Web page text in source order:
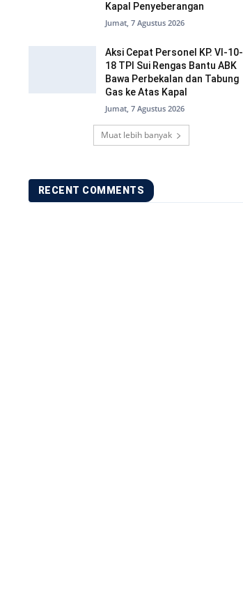
Kapal Penyeberangan
Jumat, 7 Agustus 2026
Aksi Cepat Personel KP. VI-10-
18 TPI Sui Rengas Bantu ABK
Bawa Perbekalan dan Tabung
Gas ke Atas Kapal
Jumat, 7 Agustus 2026
Muat lebih banyak
RECENT COMMENTS